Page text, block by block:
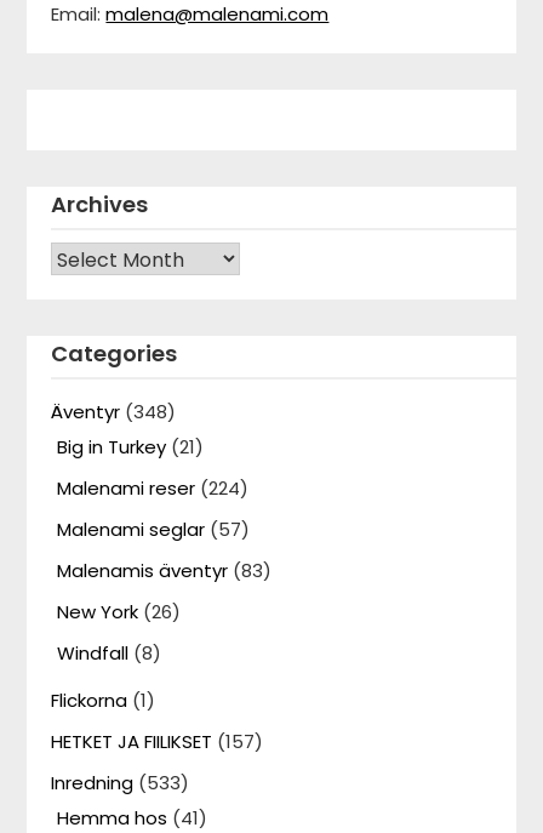
Email:malena@malenami.com
Archives
Archives
Categories
Äventyr (348)
Big in Turkey (21)
Malenami reser (224)
Malenami seglar (57)
Malenamis äventyr (83)
New York (26)
Windfall (8)
Flickorna (1)
HETKET JA FIILIKSET (157)
Inredning (533)
Hemma hos (41)